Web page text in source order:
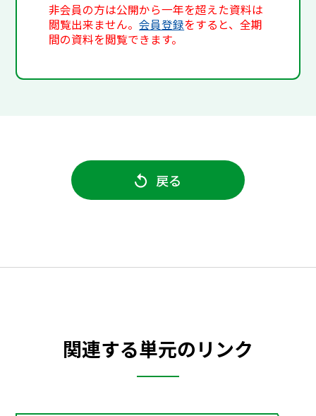
非会員の方は公開から一年を超えた資料は
閲覧出来ません。会員登録をすると、全期
間の資料を閲覧できます。
戻る
関連する単元のリンク